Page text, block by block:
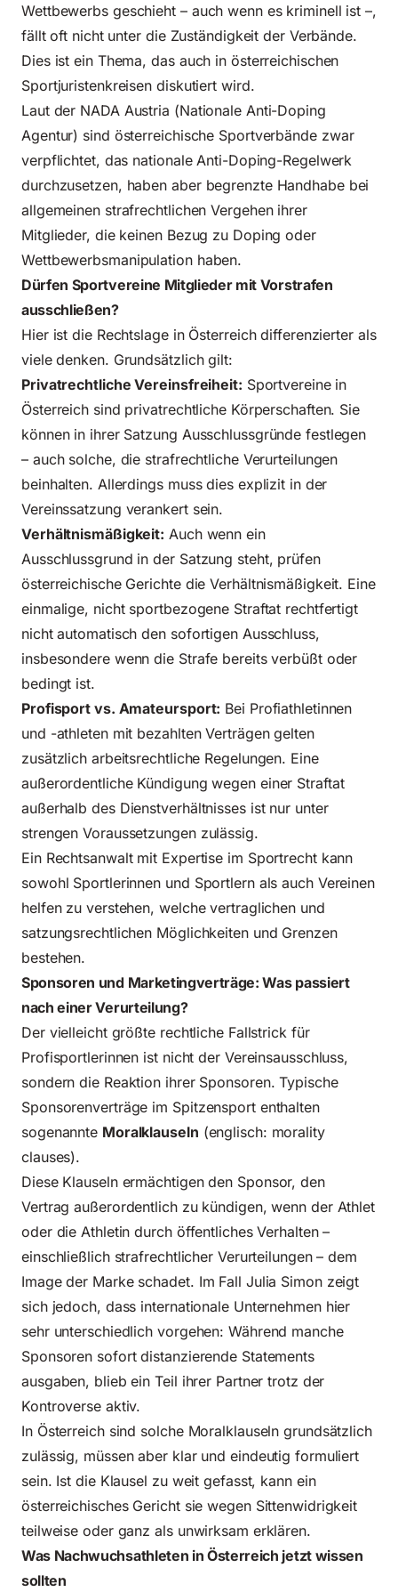
Wettbewerbs geschieht – auch wenn es kriminell ist –,
fällt oft nicht unter die Zuständigkeit der Verbände.
Dies ist ein Thema, das auch in österreichischen
Sportjuristenkreisen diskutiert wird.
Laut der NADA Austria (Nationale Anti-Doping
Agentur) sind österreichische Sportverbändezwar
verpflichtet, das nationale Anti-Doping-Regelwerk
durchzusetzen, haben aber begrenzte Handhabe bei
allgemeinen strafrechtlichen Vergehen ihrer
Mitglieder, die keinen Bezug zu Doping oder
Wettbewerbsmanipulation haben.
Dürfen Sportvereine Mitglieder mit Vorstrafen
ausschließen?
Hier ist die Rechtslage in Österreich differenzierter als
viele denken. Grundsätzlich gilt:
Privatrechtliche Vereinsfreiheit: Sportvereine in
Österreich sind privatrechtliche Körperschaften. Sie
können in ihrer Satzung Ausschlussgründe festlegen
– auch solche, die strafrechtliche Verurteilungen
beinhalten. Allerdings muss dies explizit in der
Vereinssatzung verankert sein.
Verhältnismäßigkeit: Auch wenn ein
Ausschlussgrund in der Satzung steht, prüfen
österreichische Gerichte die Verhältnismäßigkeit. Eine
einmalige, nicht sportbezogene Straftat rechtfertigt
nicht automatisch den sofortigen Ausschluss,
insbesondere wenn die Strafe bereits verbüßt oder
bedingt ist.
Profisport vs. Amateursport: Bei Profiathletinnen
und -athleten mit bezahlten Verträgen gelten
zusätzlich arbeitsrechtliche Regelungen. Eine
außerordentliche Kündigung wegen einer Straftat
außerhalb des Dienstverhältnisses ist nur unter
strengen Voraussetzungen zulässig.
Ein Rechtsanwalt mit Expertise im Sportrecht kann
sowohl Sportlerinnen und Sportlern als auch Vereinen
helfen zu verstehen, welche vertraglichen und
satzungsrechtlichen Möglichkeiten und Grenzen
bestehen.
Sponsoren und Marketingverträge: Was passiert
nach einer Verurteilung?
Der vielleicht größte rechtliche Fallstrick für
Profisportlerinnen ist nicht der Vereinsausschluss,
sondern die Reaktion ihrer Sponsoren. Typische
Sponsorenverträge im Spitzensport enthalten
sogenannte Moralklauseln (englisch: morality
clauses).
Diese Klauseln ermächtigen den Sponsor, den
Vertrag außerordentlich zu kündigen, wenn der Athlet
oder die Athletin durch öffentliches Verhalten –
einschließlich strafrechtlicher Verurteilungen – dem
Image der Marke schadet. Im Fall Julia Simon zeigt
sich jedoch, dass internationale Unternehmen hier
sehr unterschiedlich vorgehen: Während manche
Sponsoren sofort distanzierende Statements
ausgaben, blieb ein Teil ihrer Partner trotz der
Kontroverse aktiv.
In Österreich sind solche Moralklauseln grundsätzlich
zulässig, müssen aber klar und eindeutig formuliert
sein. Ist die Klausel zu weit gefasst, kann ein
österreichisches Gericht sie wegen Sittenwidrigkeit
teilweise oder ganz als unwirksam erklären.
Was Nachwuchsathleten in Österreich jetzt wissen
sollten